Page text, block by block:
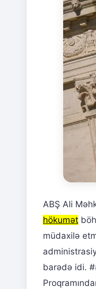
ABŞ Ali
hökumət
müdaxilə
barədə idi.